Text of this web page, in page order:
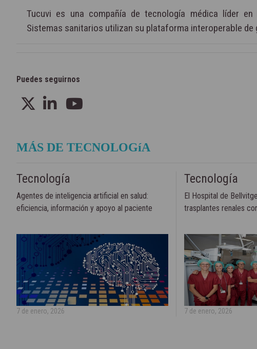
Tucuvi es una compañía de tecnología médica líder
Sistemas sanitarios utilizan su plataforma interoperable
Puedes seguirnos
MÁS DE TECNOLOGíA
Tecnología
Agentes de inteligencia artificial en salud:
eficiencia, información y apoyo al paciente
7 de enero, 2026
Tecnología
El Hospital de
trasplantes renales
7 de enero, 2026